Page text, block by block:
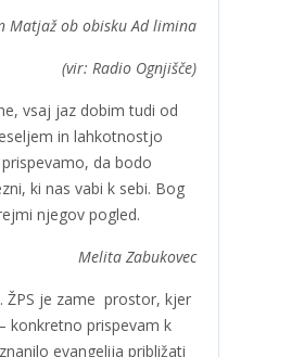
Matjaž ob obisku Ad limina
(vir: Radio Ognjišče)
vsaj jaz dobim tudi od
in lahkotnostjo
da bodo
ki nas vabi k sebi. Bog
njegov pogled.
Melita Zabukovec
ŽPS je zame prostor, kjer
konkretno prispevam k
evangelija približati